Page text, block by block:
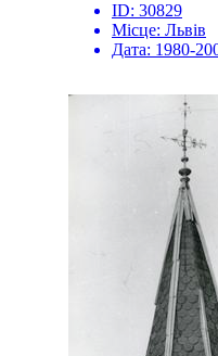
ID: 30829
Місце: Львів
Дата: 1980-